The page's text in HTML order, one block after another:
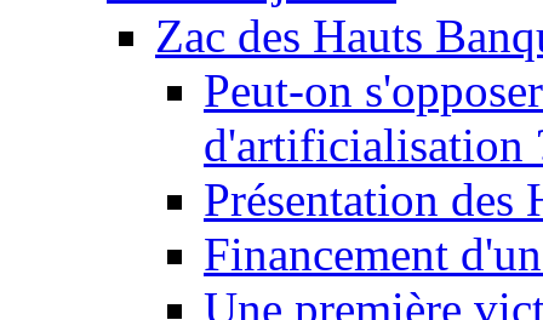
Zac des Hauts
Peut-on
d'artificialisation
Présentation des
Financement
Une première